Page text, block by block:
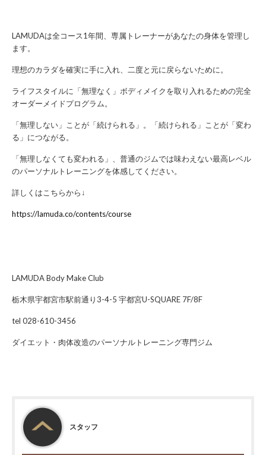
LAMUDAは全コース1年間、専属トレーナーがあなたの身体を管理し
ます。
理想のカラダを確実に手に入れ、二度と元に戻らないために。
ライフスタイルに「無理なく」ボディメイクを取り入れるための完全
オーダーメイドプログラム。
「無理しない」ことが「続けられる」。「続けられる」ことが「変わ
る」につながる。
「無理しなくても変われる」、普通のジムでは味わえない最高レベル
のパーソナルトレーニングを体感してください。
詳しくはこちらから↓
https://lamuda.co/contents/course
LAMUDA Body Make Club
栃木県宇都宮市駅前通り3-4-5 宇都宮U-SQUARE 7F/8F
tel 028-610-3456
ダイエット・肉体改造のパーソナルトレーニング専門ジム
スタッフ